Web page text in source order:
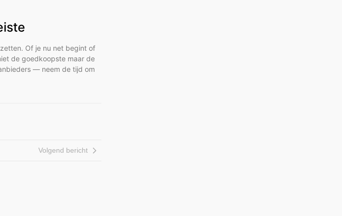
Of je nu net begint of
de goedkoopste maar de
— neem de tijd om
Volgend bericht